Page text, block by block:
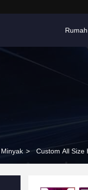
Rumah
> Custom All Size